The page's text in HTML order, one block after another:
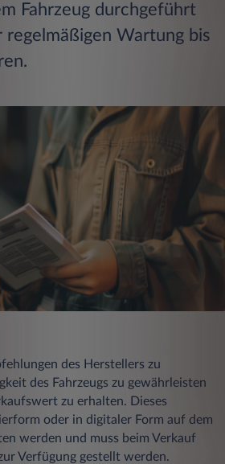
Fahrzeug durchgeführt
regelmäßigen Wartung bis
des Herstellers zu
des Fahrzeugs zu gewährleisten
zu erhalten. Dieses
oder in digitaler Form auf dem
werden und muss beim Verkauf
Verfügung gestellt werden.